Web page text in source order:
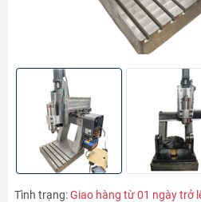
Tình trạng:Giao hàng từ 01 ngày trở